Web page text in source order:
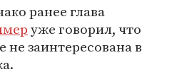
ранее глава
уже говорил, что
заинтересована в